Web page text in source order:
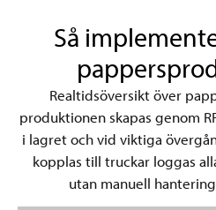
Så
Realtidsöversikt över
produktionen skapas genom
i lagret och vid viktiga
kopplas till truckar loggas
utan manuell